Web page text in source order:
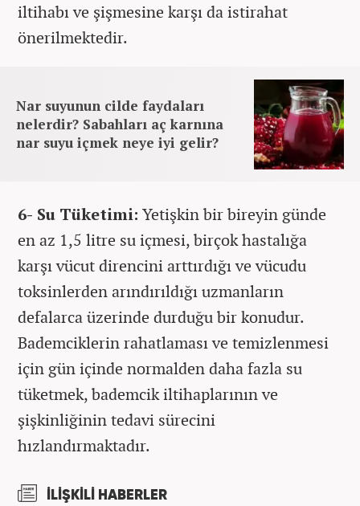
iltihabı ve şişmesine karşı da istirahat
önerilmektedir.
Nar suyunun cilde faydaları
nelerdir? Sabahları aç karnına
nar suyu içmek neye iyi gelir?
6- Su Tüketimi: Yetişkin bir bireyin günde
en az 1,5 litre su içmesi, birçok hastalığa
karşı vücut direncini arttırdığı ve vücudu
toksinlerden arındırıldığı uzmanların
defalarca üzerinde durduğu bir konudur.
Bademciklerin rahatlaması ve temizlenmesi
için gün içinde normalden daha fazla su
tüketmek, bademcik iltihaplarının ve
şişkinliğinin tedavi sürecini
hızlandırmaktadır.
İLİŞKİLİ HABERLER